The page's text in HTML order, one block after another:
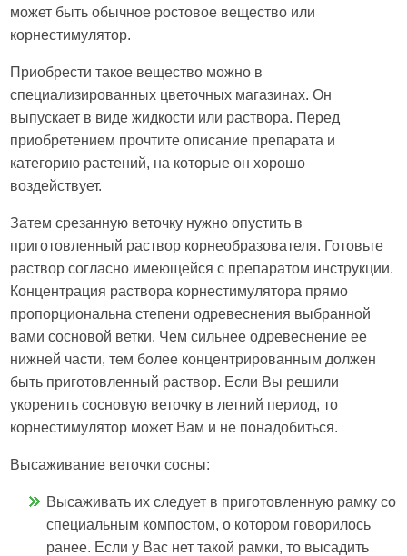
может быть обычное ростовое вещество или
корнестимулятор.
Приобрести такое вещество можно в
специализированных цветочных магазинах. Он
выпускает в виде жидкости или раствора. Перед
приобретением прочтите описание препарата и
категорию растений, на которые он хорошо
воздействует.
Затем срезанную веточку нужно опустить в
приготовленный раствор корнеобразователя. Готовьте
раствор согласно имеющейся с препаратом инструкции.
Концентрация раствора корнестимулятора прямо
пропорциональна степени одревеснения выбранной
вами сосновой ветки. Чем сильнее одревеснение ее
нижней части, тем более концентрированным должен
быть приготовленный раствор. Если Вы решили
укоренить сосновую веточку в летний период, то
корнестимулятор может Вам и не понадобиться.
Высаживание веточки сосны:
Высаживать их следует в приготовленную рамку со
специальным компостом, о котором говорилось
ранее. Если у Вас нет такой рамки, то высадить